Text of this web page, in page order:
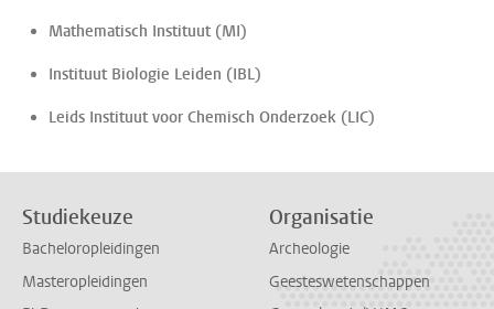
Mathematisch Instituut (MI)
Instituut Biologie Leiden (IBL)
Leids Instituut voor Chemisch Onderzoek (LIC)
Studiekeuze
Bacheloropleidingen
Masteropleidingen
Organisatie
Archeologie
Geesteswetenschappen